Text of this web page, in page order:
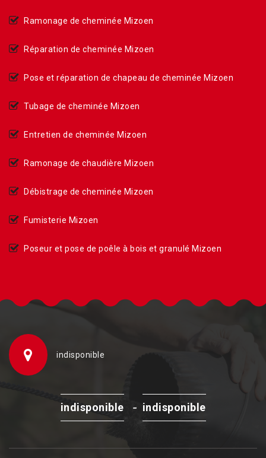
Ramonage de cheminée Mizoen
Réparation de cheminée Mizoen
Pose et réparation de chapeau de cheminée Mizoen
Tubage de cheminée Mizoen
Entretien de cheminée Mizoen
Ramonage de chaudière Mizoen
Débistrage de cheminée Mizoen
Fumisterie Mizoen
Poseur et pose de poêle à bois et granulé Mizoen
indisponible
indisponible - indisponible